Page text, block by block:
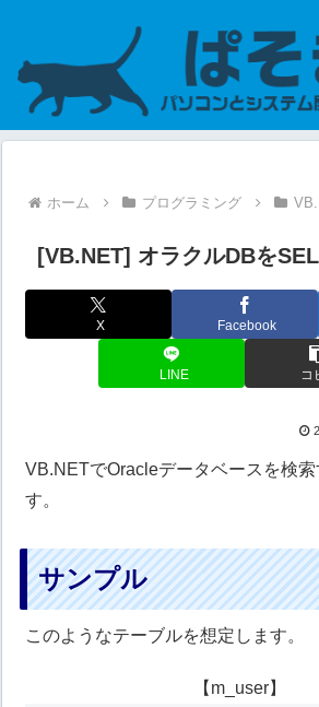
ホーム プログラミング
[VB.NET] オラクルDBを
X Facebook
LINE コ
VB.NETでOracleデータベースを検
す。
サンプル
このようなテーブルを想定します。
【m_user】